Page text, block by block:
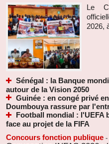
Le
2026,
Sénégal : la Banque
autour de la Vision 2050
Guinée : en congé privé
Doumbouya rassure par
Football mondial : l'UEFA
face au projet de la FIFA
Concours fonction publique -